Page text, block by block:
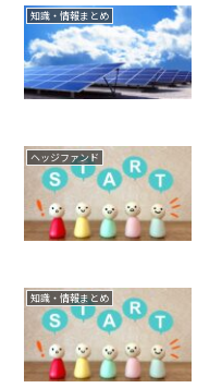
知識・情報まとめ
ヘッジファンド
知識・情報まとめ